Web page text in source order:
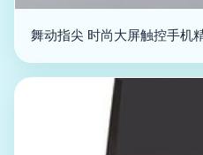
舞动指尖 时尚大屏触控手机